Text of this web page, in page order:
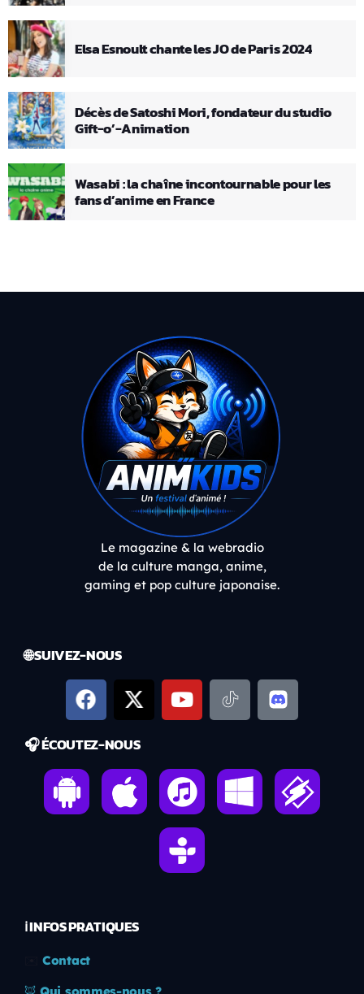
Elsa Esnoult chante les JO de Paris 2024
Décès de Satoshi Mori, fondateur du studio
Gift-o’-Animation
Wasabi : la chaîne incontournable pour les
fans d’anime en France
Le magazine & la webradio
de la culture manga, anime,
gaming et pop culture japonaise.
🌐 SUIVEZ-NOUS
🎧 ÉCOUTEZ-NOUS
ℹ️ INFOS PRATIQUES
Contact
🦊 Qui sommes-nous ?